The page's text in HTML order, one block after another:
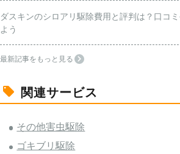
ダスキンのシロアリ駆除費用と評判は？口コ
よう
最新記事をもっと見る
関連サービス
その他害虫駆除
ゴキブリ駆除